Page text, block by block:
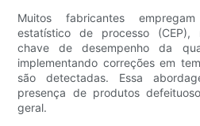
Muitos fabricantes
estatístico de processo (CEP),
chave de desempenho da
implementando correções em
são detectadas. Essa
presença de produtos
geral.